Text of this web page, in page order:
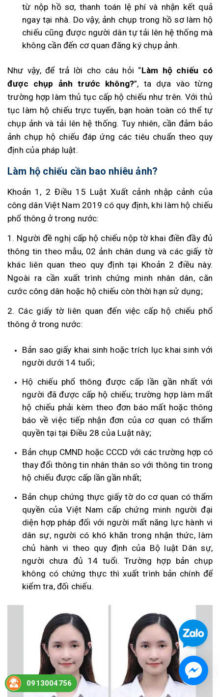
từ nộp hồ sơ, thanh toán lệ phí và nhận kết quả
ngay tại nhà. Do vậy, ảnh chụp trong hồ sơ làm hộ
chiếu cũng được người dân tự tải lên hệ thống mà
không cần đến cơ quan đăng ký chụp ảnh.
Như vậy, để trả lời cho câu hỏi “Làm hộ chiếu có
được chụp ảnh trước không?”, ta dựa vào từng
trường hợp làm thủ tục cấp hộ chiếu như trên. Với thủ
tục làm hộ chiếu trực tuyến, bạn hoàn toàn có thể tự
chụp ảnh và tải lên hệ thống. Tuy nhiên, cần đảm bảo
ảnh chụp hộ chiếu đáp ứng các tiêu chuẩn theo quy
định của pháp luật.
Làm hộ chiếu cần bao nhiêu ảnh?
Khoản 1, 2 Điều 15 Luật Xuất cảnh nhập cảnh của
công dân Việt Nam 2019 có quy định, khi làm hộ chiếu
phổ thông ở trong nước:
1. Người đề nghị cấp hộ chiếu nộp tờ khai điền đầy đủ
thông tin theo mẫu, 02 ảnh chân dung và các giấy tờ
khác liên quan theo quy định tại Khoản 2 điều này.
Ngoài ra cần xuất trình chứng minh nhân dân, căn
cước công dân hoặc hộ chiếu còn thời hạn sử dụng;
2. Các giấy tờ liên quan đến việc cấp hộ chiếu phổ
thông ở trong nước:
Bản sao giấy khai sinh hoặc trích lục khai sinh với
người dưới 14 tuổi;
Hộ chiếu phổ thông được cấp lần gần nhất với
người đã được cấp hộ chiếu; trường hợp làm mất
hộ chiếu phải kèm theo đơn báo mất hoặc thông
báo về việc tiếp nhận đơn của cơ quan có thẩm
quyền tại tại Điều 28 của Luật này;
Bản chụp CMND hoặc CCCD với các trường hợp có
thay đổi thông tin nhân thân so với thông tin trong
hộ chiếu được cấp lần gần nhất;
Bản chụp chứng thực giấy tờ do cơ quan có thẩm
quyền của Việt Nam cấp chứng minh người đại
diện hợp pháp đối với người mất năng lực hành vi
dân sự, người có khó khăn trong nhận thức, làm
chủ hành vi theo quy định của Bộ luật Dân sự,
người chưa đủ 14 tuổi. Trường hợp bản chụp
không có chứng thực thì xuất trình bản chính để
kiểm tra, đối chiếu.
0913004756